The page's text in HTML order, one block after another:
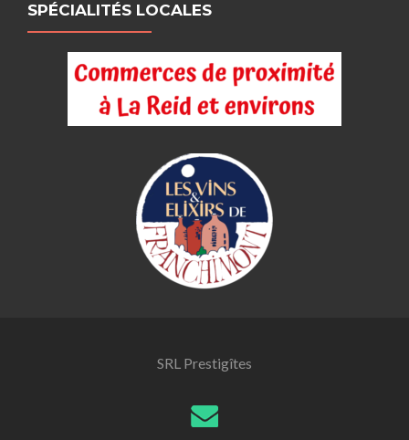
SPÉCIALITÉS LOCALES
SRL Prestigîtes